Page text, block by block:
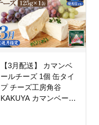
【3月配送】 カマンベ
ールチーズ 1個 缶タイ
プ チーズ工房角谷
KAKUYA カマンベール